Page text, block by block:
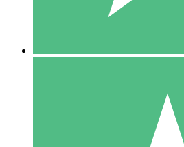
10 Downloads
20 00